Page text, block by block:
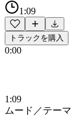
1:09
トラックを購入
0:00
1:09
ムード／テーマ